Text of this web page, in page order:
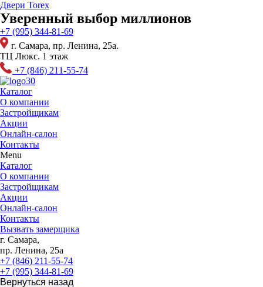
Перейти
к
содержимому
Двери Torex
Уверенный выбор миллионов
+7 (995) 344-81-69
г. Самара, пр. Ленина, 25а.
ТЦ Люкс. 1 этаж
+7 (846) 211-55-74
Каталог
О компании
Застройщикам
Акции
Онлайн-салон
Контакты
Menu
Каталог
О компании
Застройщикам
Акции
Онлайн-салон
Контакты
Вызвать замерщика
г. Самара,
пр. Ленина, 25а
+7 (846) 211-55-74
+7 (995) 344-81-69